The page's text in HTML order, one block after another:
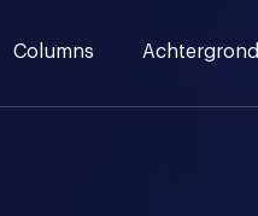
Columns Achtergrond